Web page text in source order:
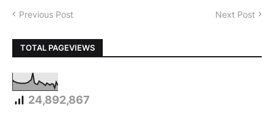
Previous Post Next Post
TOTAL PAGEVIEWS
24,892,867